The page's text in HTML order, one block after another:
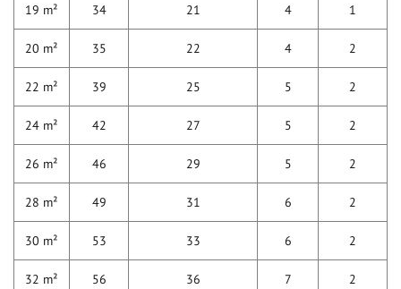
19 m² 34 21 4 1
20 m² 35 22 4 2
22 m² 39 25 5 2
24 m² 42 27 5 2
26 m² 46 29 5 2
28 m² 49 31 6 2
30 m² 53 33 6 2
32 m² 56 36 7 2